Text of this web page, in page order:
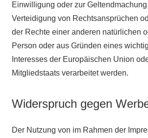
Einwilligung oder zur
Verteidigung von Rechtsansprüchen
der Rechte einer anderen natürlichen
Person oder aus Gründen eines
Interesses der Europäischen Union
Mitgliedstaats verarbeitet werden.
Widerspruch gegen
Der Nutzung von im Rahmen der